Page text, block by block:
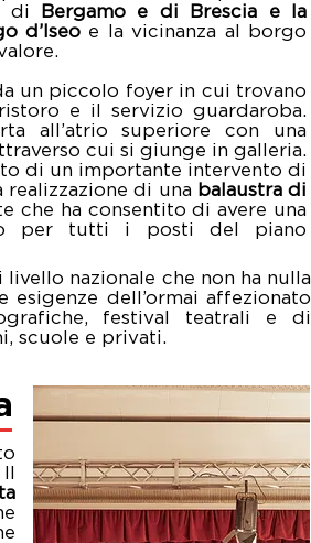
di
Bergamo e di Brescia e la
d’Iseo e la vicinanza al borgo
un piccolo foyer in cui trovano
e il servizio guardaroba.
all’atrio superiore con una
cui si giunge in galleria.
di un importante intervento di
realizzazione di una balaustra di
che ha consentito di avere una
per tutti i posti del piano
nazionale che non ha nulla
dell’ormai affezionato
festival teatrali e di
scuole e privati.